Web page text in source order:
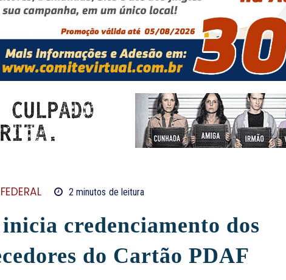
2 minutos de leitura
credenciamento dos
do Cartão PDAF